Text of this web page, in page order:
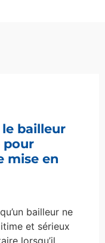
bailleur
pour
mise en
bailleur ne
et sérieux